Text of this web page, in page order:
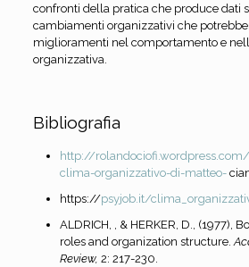
confronti della pratica che produce dati
cambiamenti organizzativi che
miglioramenti nel comportamento e
organizzativa.
Bibliografia
http://
clima-organizzativo-di-matteo-
https://psyjob.it/
ALDRICH, , & HERKER, D., (1977),
roles and organization structure.
Review, 2: 217-230.